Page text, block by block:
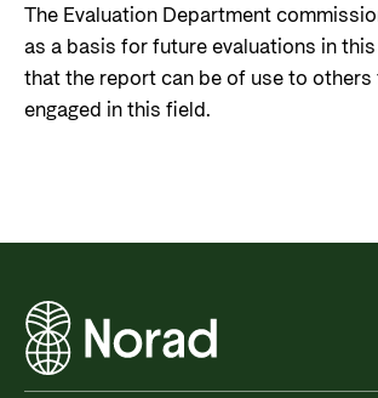
The Evaluation Department
as a basis for future evaluations in
that the report can be of use to others
engaged in this field.